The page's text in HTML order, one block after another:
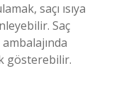
saçı ısıya
Saç
gösterebilir.